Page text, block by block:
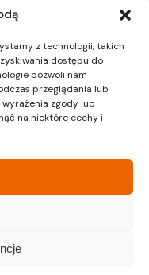
z technologii, takich
dostępu do
pozwoli nam
przeglądania lub
zgody lub
na niektóre cechy i
37 Następne »